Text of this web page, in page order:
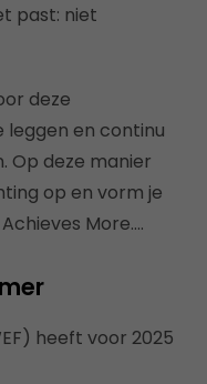
past: niet
deze
en continu
Op deze manier
op en vorm je
More….
heeft voor 2025